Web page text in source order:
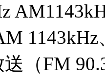
（FM